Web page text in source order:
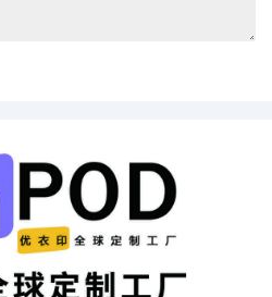
& GARMISA
于美国华盛顿州西雅图的电子游戏